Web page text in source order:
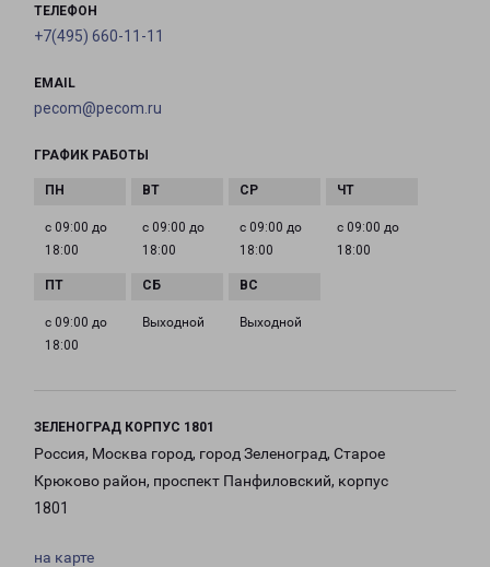
ТЕЛЕФОН
+7(495) 660-11-11
EMAIL
pecom@pecom.ru
ГРАФИК РАБОТЫ
с 09:00 до
18:00
с 09:00 до
18:00
с 09:00 до
18:00
с 09:00 до
18:00
с 09:00 до
18:00
Выходной Выходной
ЗЕЛЕНОГРАД КОРПУС 1801
Россия, Москва город, город Зеленоград, Старое
Крюково район, проспект Панфиловский, корпус
1801
на карте